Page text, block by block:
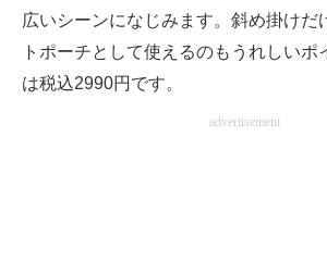
広いシーンになじみます。斜め掛けだ
トポーチとして使えるのもうれしいポ
は税込2990円です。
advertisement